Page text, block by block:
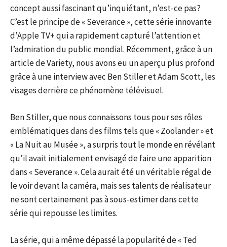
concept aussi fascinant qu’inquiétant, n’est-ce pas?
C’est le principe de « Severance », cette série innovante
d’Apple TV+ qui a rapidement capturé l’attention et
l’admiration du public mondial. Récemment, grâce à un
article de Variety, nous avons eu un aperçu plus profond
grâce à une interview avec Ben Stiller et Adam Scott, les
visages derrière ce phénomène télévisuel.
Ben Stiller, que nous connaissons tous pour ses rôles
emblématiques dans des films tels que « Zoolander » et
« La Nuit au Musée », a surpris tout le monde en révélant
qu’il avait initialement envisagé de faire une apparition
dans « Severance ». Cela aurait été un véritable régal de
le voir devant la caméra, mais ses talents de réalisateur
ne sont certainement pas à sous-estimer dans cette
série qui repousse les limites.
La série, qui a même dépassé la popularité de « Ted